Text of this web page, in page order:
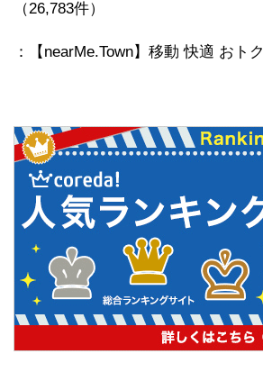
（26,783件）
：【nearMe.Town】移動 快適 おトク